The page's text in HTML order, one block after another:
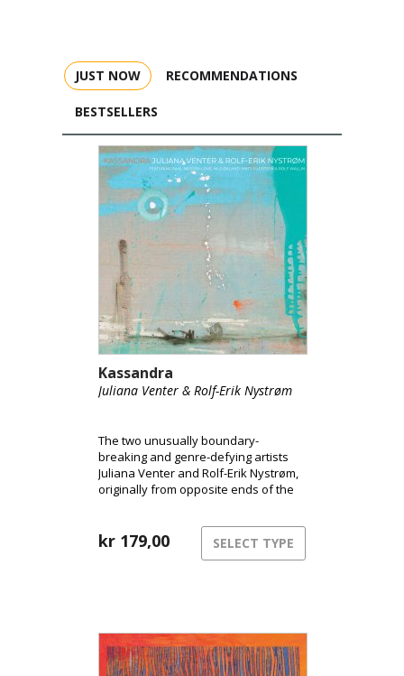
JUST NOW RECOMMENDATIONS
BESTSELLERS
Kassandra
Juliana Venter & Rolf-Erik Nystrøm
The two unusually boundary-
breaking and genre-defying artists
Juliana Venter and Rolf-Erik Nystrøm,
originally from opposite ends of the
Here, the duo takes us into their
unique musical universe and
kr 179,00 SELECT TYPE